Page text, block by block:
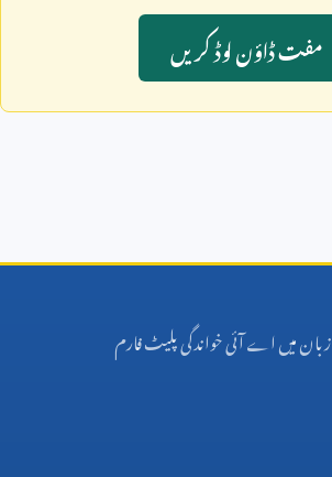
مفت ڈاؤن لوڈ کريں
میں اے آئی خواندگی پلیٹ فارم